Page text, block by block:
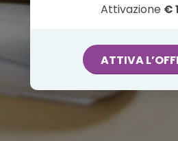
Attivazione €
ATTIVA